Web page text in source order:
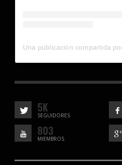
5K
SEGUIDORES
803
MIEMBROS